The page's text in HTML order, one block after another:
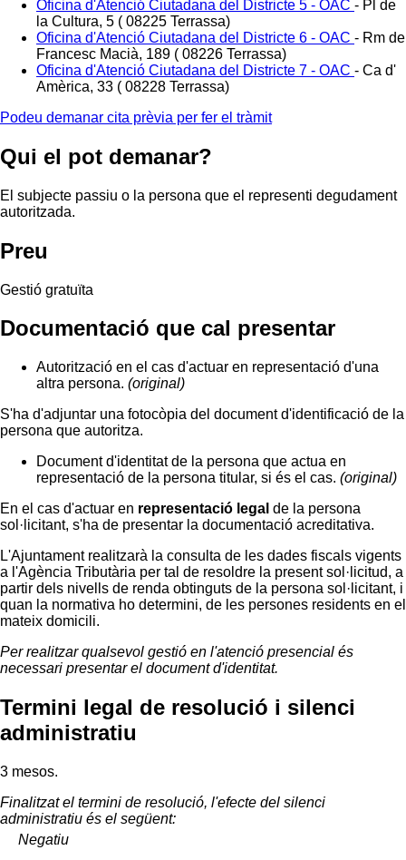
Oficina d'Atenció Ciutadana del Districte 5 - OAC - Pl de
la Cultura, 5 ( 08225 Terrassa)
Oficina d'Atenció Ciutadana del Districte 6 - OAC - Rm de
Francesc Macià, 189 ( 08226 Terrassa)
Oficina d'Atenció Ciutadana del Districte 7 - OAC - Ca d'
Amèrica, 33 ( 08228 Terrassa)
Podeu demanar cita prèvia per fer el tràmit
Qui el pot demanar?
El subjecte passiu o la persona que el representi degudament
autoritzada.
Preu
Gestió gratuïta
Documentació que cal presentar
Autorització en el cas d'actuar en representació d'una
altra persona. (original)
S'ha d'adjuntar una fotocòpia del document d'identificació de la
persona que autoritza.
Document d'identitat de la persona que actua en
representació de la persona titular, si és el cas. (original)
En el cas d'actuar en representació legal de la persona
sol·licitant, s'ha de presentar la documentació acreditativa.
L'Ajuntament realitzarà la consulta de les dades fiscals vigents
a l'Agència Tributària per tal de resoldre la present sol·licitud, a
partir dels nivells de renda obtinguts de la persona sol·licitant, i
quan la normativa ho determini, de les persones residents en el
mateix domicili.
Per realitzar qualsevol gestió en l'atenció presencial és
necessari presentar el document d'identitat.
Termini legal de resolució i silenci
administratiu
3 mesos.
Finalitzat el termini de resolució, l'efecte del silenci
administratiu és el següent:
Negatiu